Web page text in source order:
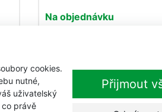
cookies.
nutné,
uživatelský
co právě
Přijmout
Na objednávku